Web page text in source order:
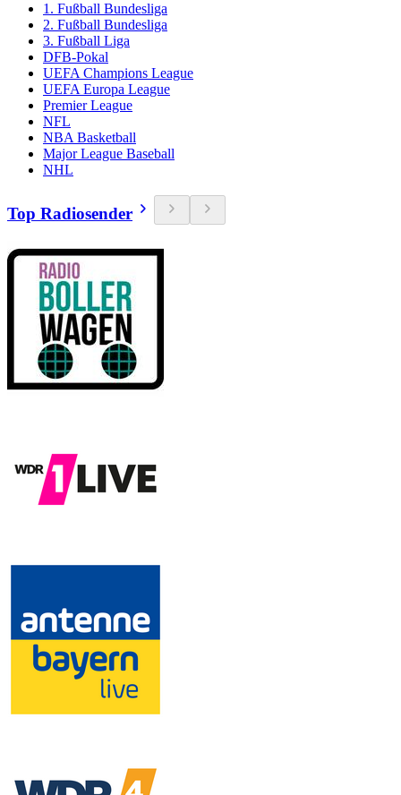
1. Fußball Bundesliga
2. Fußball Bundesliga
3. Fußball Liga
DFB-Pokal
UEFA Champions League
UEFA Europa League
Premier League
NFL
NBA Basketball
Major League Baseball
NHL
Top Radiosender